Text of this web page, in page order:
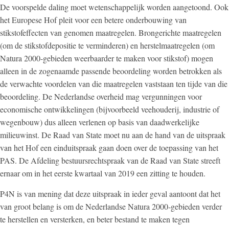
De voorspelde daling moet wetenschappelijk worden aangetoond. Ook
het Europese Hof pleit voor een betere onderbouwing van
stikstofeffecten van genomen maatregelen. Brongerichte maatregelen
(om de stikstofdepositie te verminderen) en herstelmaatregelen (om
Natura 2000-gebieden weerbaarder te maken voor stikstof) mogen
alleen in de zogenaamde passende beoordeling worden betrokken als
de verwachte voordelen van die maatregelen vaststaan ten tijde van die
beoordeling. De Nederlandse overheid mag vergunningen voor
economische ontwikkelingen (bijvoorbeeld veehouderij, industrie of
wegenbouw) dus alleen verlenen op basis van daadwerkelijke
milieuwinst. De Raad van State moet nu aan de hand van de uitspraak
van het Hof een einduitspraak gaan doen over de toepassing van het
PAS. De Afdeling bestuursrechtspraak van de Raad van State streeft
ernaar om in het eerste kwartaal van 2019 een zitting te houden.
P4N is van mening dat deze uitspraak in ieder geval aantoont dat het
van groot belang is om de Nederlandse Natura 2000-gebieden verder
te herstellen en versterken, en beter bestand te maken tegen